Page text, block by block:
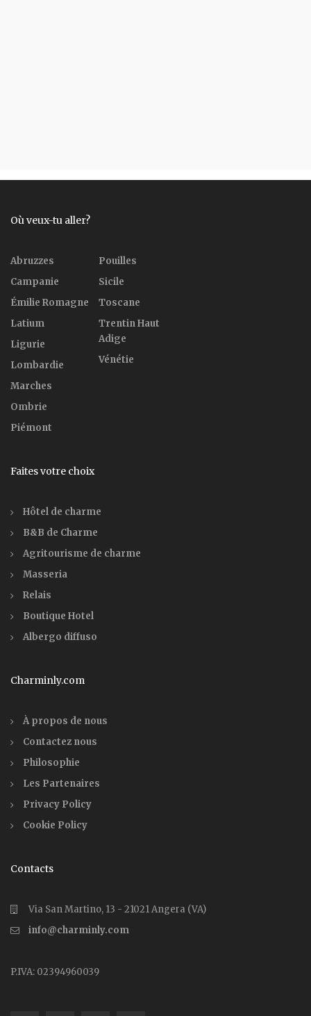
Où veux-tu aller?
Abruzzes
Campanie
Émilie Romagne
Latium
Ligurie
Lombardie
Marches
Ombrie
Piémont
Pouilles
Sicile
Toscane
Trentin Haut
Adige
Vénétie
Faites votre choix
Hôtel de charme
B&B de Charme
Agritourisme de charme
Masseria
Relais
Boutique Hotel
Albergo diffuso
Charminly.com
À propos de nous
Contactez nous
Philosophie
Les Partenaires
Privacy Policy
Cookie Policy
Contacts
Via San Martino, 13 - 21021 Angera (VA)
info@charminly.com
P.IVA: 02394960039